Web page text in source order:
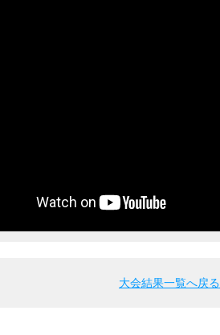
大会結果一覧へ戻る